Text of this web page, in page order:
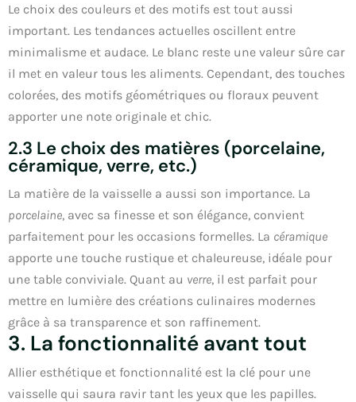
Le choix des couleurs et des motifs est tout aussi
important. Les tendances actuelles oscillent entre
minimalisme et audace. Le blanc reste une valeur sûre car
il met en valeur tous les aliments. Cependant, des touches
colorées, des motifs géométriques ou floraux peuvent
apporter une note originale et chic.
2.3 Le choix des matières (porcelaine,
céramique, verre, etc.)
La matière de la vaisselle a aussi son importance. La
porcelaine, avec sa finesse et son élégance, convient
parfaitement pour les occasions formelles. La céramique
apporte une touche rustique et chaleureuse, idéale pour
une table conviviale. Quant au verre, il est parfait pour
mettre en lumière des créations culinaires modernes
grâce à sa transparence et son raffinement.
3. La fonctionnalité avant tout
Allier esthétique et fonctionnalité est la clé pour une
vaisselle qui saura ravir tant les yeux que les papilles.